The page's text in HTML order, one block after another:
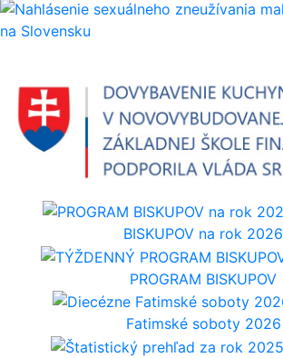
BISKUPOV na rok 2026
PROGRAM BISKUPOV
Fatimské soboty 2026